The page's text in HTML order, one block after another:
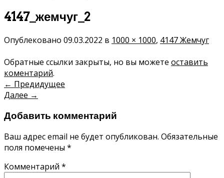
4147_жемчуг_2
Опублековано 09.03.2022 в 1000 × 1000, 4147 Жемчуг
Обратные ссылки закрыты, но вы можете оставить
коментарий.
← Предидущее
Далее →
Добавить комментарий
Ваш адрес email не будет опубликован. Обязательные
поля помечены *
Комментарий *